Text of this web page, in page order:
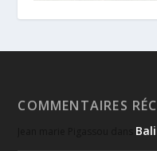
COMMENTAIRES